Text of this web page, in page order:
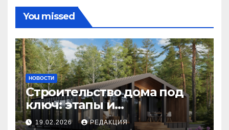
You missed
НОВОСТИ
Строительство дома под
ключ: этапы и
планирование бюджета
19.02.2026 РЕДАКЦИЯ